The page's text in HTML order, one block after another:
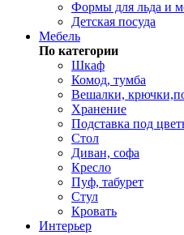
Формы для льда и
Детская посуда
Мебель
По категории
Шкаф
Комод, тумба
Вешалки,
Хранение
Подставка под
Стол
Диван, софа
Кресло
Пуф, табурет
Стул
Кровать
Интерьер